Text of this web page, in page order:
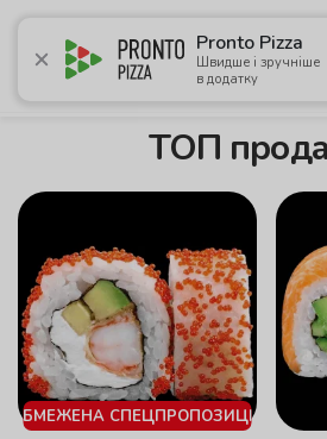
Pronto Pizza
Швидше і зручніше
в додатку
4.7
Акції Піца Суші Сети
ТОП
ОБМЕЖЕНА СПЕЦПРОПОЗИЦІЯ